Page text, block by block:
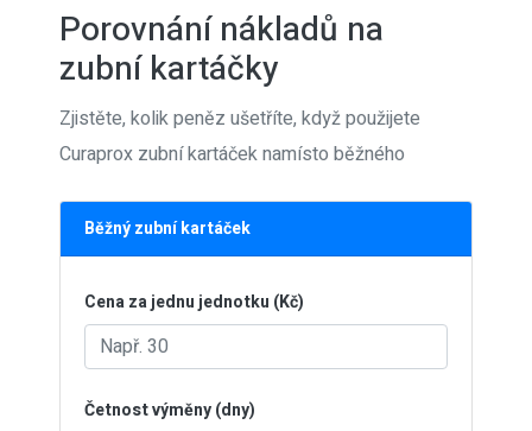
Porovnání nákladů na
zubní kartáčky
Zjistěte, kolik peněz ušetříte, když použijete
Curaprox zubní kartáček namísto běžného
Běžný zubní kartáček
Cena za jednu jednotku (Kč)
Četnost výměny (dny)